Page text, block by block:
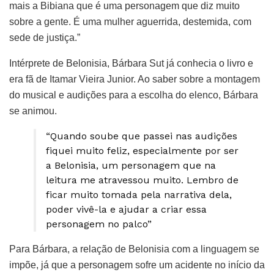
mais a Bibiana que é uma personagem que diz muito
sobre a gente. É uma mulher aguerrida, destemida, com
sede de justiça.”
Intérprete de Belonisia, Bárbara Sut já conhecia o livro e
era fã de Itamar Vieira Junior. Ao saber sobre a montagem
do musical e audições para a escolha do elenco, Bárbara
se animou.
“Quando soube que passei nas audições
fiquei muito feliz, especialmente por ser
a Belonisia, um personagem que na
leitura me atravessou muito. Lembro de
ficar muito tomada pela narrativa dela,
poder vivê-la e ajudar a criar essa
personagem no palco”
Para Bárbara, a relação de Belonisia com a linguagem se
impõe, já que a personagem sofre um acidente no início da